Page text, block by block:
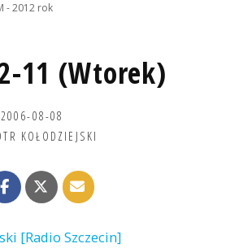
- 2012 rok
11 (Wtorek)
2006-08-08
KOŁODZIEJSKI